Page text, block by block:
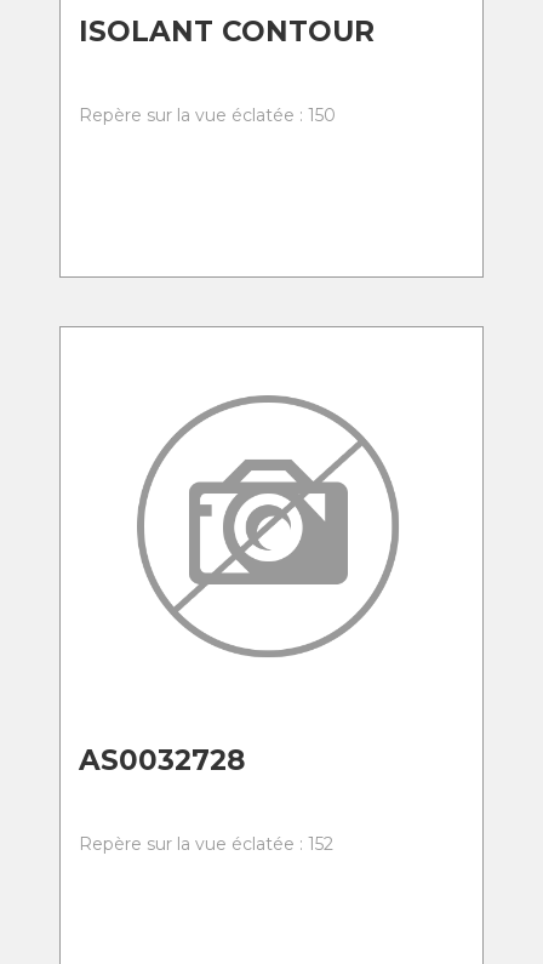
ISOLANT CONTOUR
Repère sur la vue éclatée : 150
AS0032728
Repère sur la vue éclatée : 152